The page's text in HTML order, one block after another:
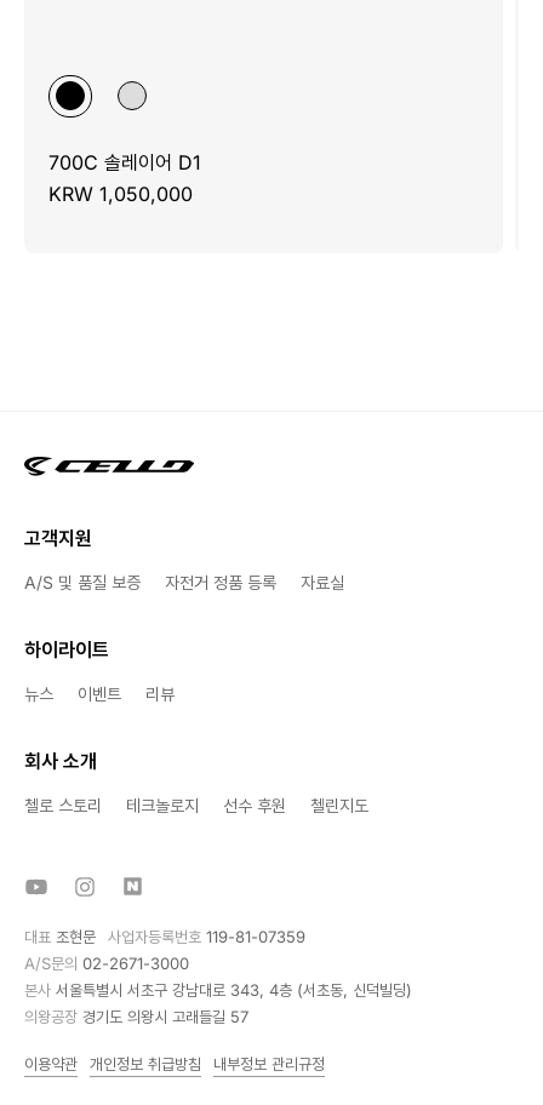
700C 솔레이어 D1
KRW 1,050,000
고객지원
A/S 및 품질 보증 자전거 정품 등록 자료실
하이라이트
뉴스 이벤트 리뷰
회사 소개
첼로 스토리 테크놀로지 선수 후원 첼린지도
대표 조현문 사업자등록번호 119-81-07359
A/S문의 02-2671-3000
본사 서울특별시 서초구 강남대로 343, 4층 (서초동, 신덕빌딩)
의왕공장 경기도 의왕시 고래들길 57
이용약관 개인정보 취급방침 내부정보 관리규정